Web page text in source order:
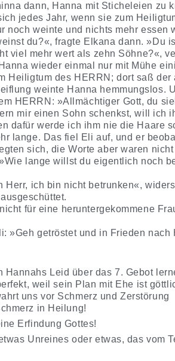
dann, Hanna mit Sticheleien zu
jedes Jahr, wenn sie zum
noch weinte und nichts mehr essen
du?«, fragte Elkana dann. »Du
viel mehr wert als zehn Söhne?«,
wieder einmal nur mit Mühe
Heiligtum des HERRN; dort saß
weinte Hanna hemmungslos.
HERRN: »Allmächtiger Gott, du
mir einen Sohn schenkst, will ich
dafür werde ich ihm nie die Haare
lange. Das fiel Eli auf, und er
sich, die Worte aber waren
lange willst du eigentlich noch
Herr, ich bin nicht betrunken«,
für eine heruntergekommene
»Geh getröstet und in Frieden
Hannahs Leid über das 7. Gebot
weil sein Plan mit Ehe ist
uns vor Schmerz und Zerstörung
in Heilung!
Erfindung Gottes!
Unreines oder etwas, das vom